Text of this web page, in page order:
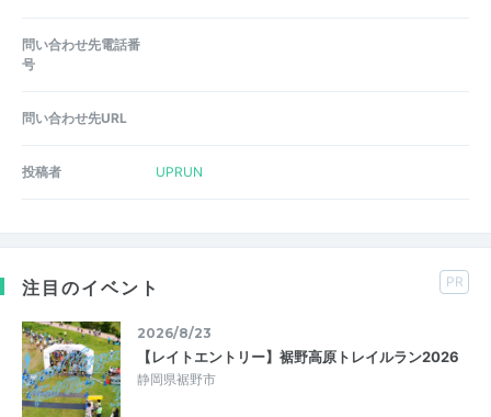
問い合わせ先電話番
号
問い合わせ先URL
投稿者 UPRUN
注目のイベント PR
2026/8/23
【レイトエントリー】裾野高原トレイルラン2026
静岡県裾野市